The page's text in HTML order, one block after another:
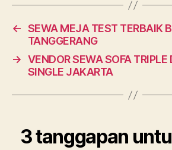
← SEWA MEJA TEST TERBAIK
TANGGERANG
→ VENDOR SEWA SOFA TRIPLE
SINGLE JAKARTA
3 tanggapan